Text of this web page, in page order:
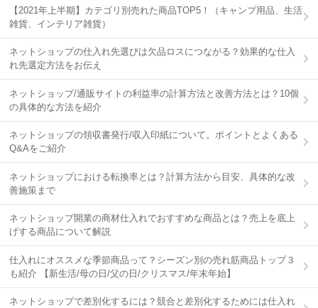
【2021年上半期】カテゴリ別売れた商品TOP5！（キャンプ用品、生活
雑貨、インテリア雑貨）
ネットショップの仕入れ先選びは欠品ロスにつながる？効果的な仕入
れ先選定方法をお伝え
ネットショップ/通販サイトの利益率の計算方法と改善方法とは？10個
の具体的な方法を紹介
ネットショップの領収書発行/収入印紙について。ポイントとよくある
Q&Aをご紹介
ネットショップにおける転換率とは？計算方法から目安、具体的な改
善施策まで
ネットショップ開業の商材仕入れでおすすめな商品とは？売上を底上
げする商品について解説
仕入れにオススメな季節商品って？シーズン別の売れ筋商品トップ３
も紹介 【新生活/母の日/父の日/クリスマス/年末年始】
ネットショップで差別化するには？競合と差別化するためには仕入れ